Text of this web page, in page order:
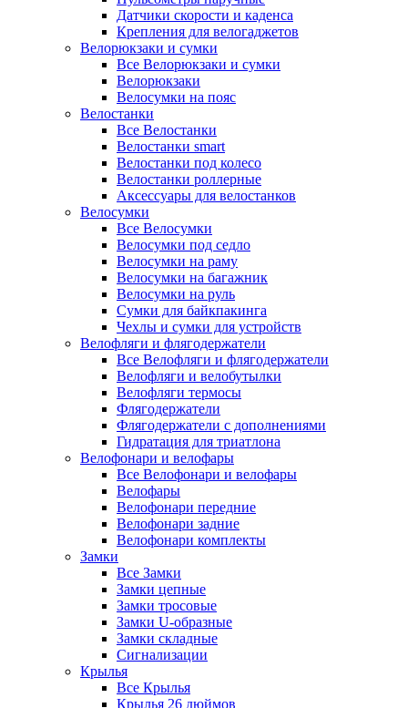
Датчики скорости и каденса
Крепления для велогаджетов
Велорюкзаки и сумки
Все Велорюкзаки и сумки
Велорюкзаки
Велосумки на пояс
Велостанки
Все Велостанки
Велостанки smart
Велостанки под колесо
Велостанки роллерные
Аксессуары для велостанков
Велосумки
Все Велосумки
Велосумки под седло
Велосумки на раму
Велосумки на багажник
Велосумки на руль
Сумки для байкпакинга
Чехлы и сумки для устройств
Велофляги и флягодержатели
Все Велофляги и флягодержатели
Велофляги и велобутылки
Велофляги термосы
Флягодержатели
Флягодержатели с дополнениями
Гидратация для триатлона
Велофонари и велофары
Все Велофонари и велофары
Велофары
Велофонари передние
Велофонари задние
Велофонари комплекты
Замки
Все Замки
Замки цепные
Замки тросовые
Замки U-образные
Замки складные
Сигнализации
Крылья
Все Крылья
Крылья 26 дюймов